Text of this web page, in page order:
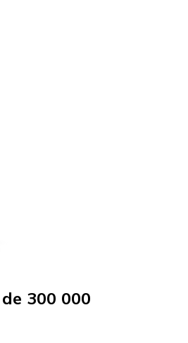
300 000